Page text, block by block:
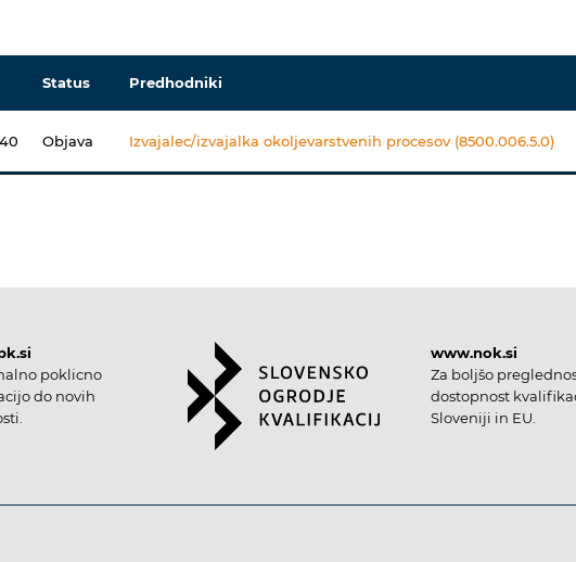
Status Predhodniki
Objava Izvajalec/izvajalka okoljevarstvenih procesov (8500.006.5.0)
poklicno
do novih
www.nok.si
Za boljšo
dostopnost
Sloveniji in EU.